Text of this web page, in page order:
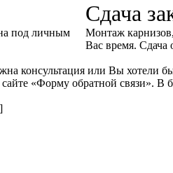
под личным
Сдача
Монтаж
Вас время. Сдача
консультация или Вы хотели
«Форму обратной связи». В